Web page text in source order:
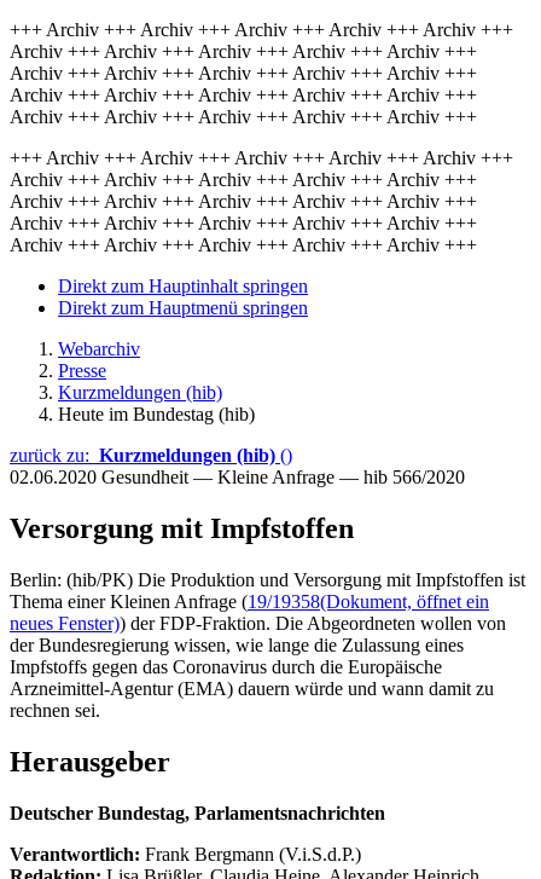
+++ Archiv +++ Archiv +++ Archiv +++ Archiv +++ Archiv +++
Archiv +++ Archiv +++ Archiv +++ Archiv +++ Archiv +++
Archiv +++ Archiv +++ Archiv +++ Archiv +++ Archiv +++
Archiv +++ Archiv +++ Archiv +++ Archiv +++ Archiv +++
Archiv +++ Archiv +++ Archiv +++ Archiv +++ Archiv +++
+++ Archiv +++ Archiv +++ Archiv +++ Archiv +++ Archiv +++
Archiv +++ Archiv +++ Archiv +++ Archiv +++ Archiv +++
Archiv +++ Archiv +++ Archiv +++ Archiv +++ Archiv +++
Archiv +++ Archiv +++ Archiv +++ Archiv +++ Archiv +++
Archiv +++ Archiv +++ Archiv +++ Archiv +++ Archiv +++
Direkt zum Hauptinhalt springen
Direkt zum Hauptmenü springen
Webarchiv
Presse
Kurzmeldungen (hib)
Heute im Bundestag (hib)
zurück zu: Kurzmeldungen (hib) ()
02.06.2020 Gesundheit — Kleine Anfrage — hib 566/2020
Versorgung mit Impfstoffen
Berlin: (hib/PK) Die Produktion und Versorgung mit Impfstoffen ist
Thema einer Kleinen Anfrage (19/19358(Dokument, öffnet ein
neues Fenster)) der FDP-Fraktion. Die Abgeordneten wollen von
der Bundesregierung wissen, wie lange die Zulassung eines
Impfstoffs gegen das Coronavirus durch die Europäische
Arzneimittel-Agentur (EMA) dauern würde und wann damit zu
rechnen sei.
Herausgeber
Deutscher Bundestag, Parlamentsnachrichten
Verantwortlich: Frank Bergmann (V.i.S.d.P.)